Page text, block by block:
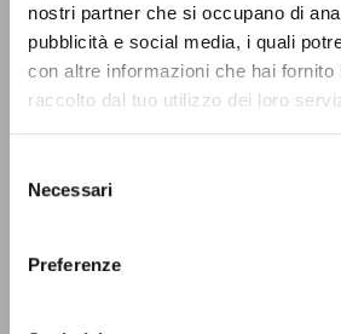
nostri partner che si occupano di
pubblicità e social media, i quali
con altre informazioni che hai fornito
raccolto dal tuo utilizzo dei loro
delNecessari
Preferenze
Portoghese BR
CL-Comunhão e Libertação
1990
Pagine: 2
RISULTATI